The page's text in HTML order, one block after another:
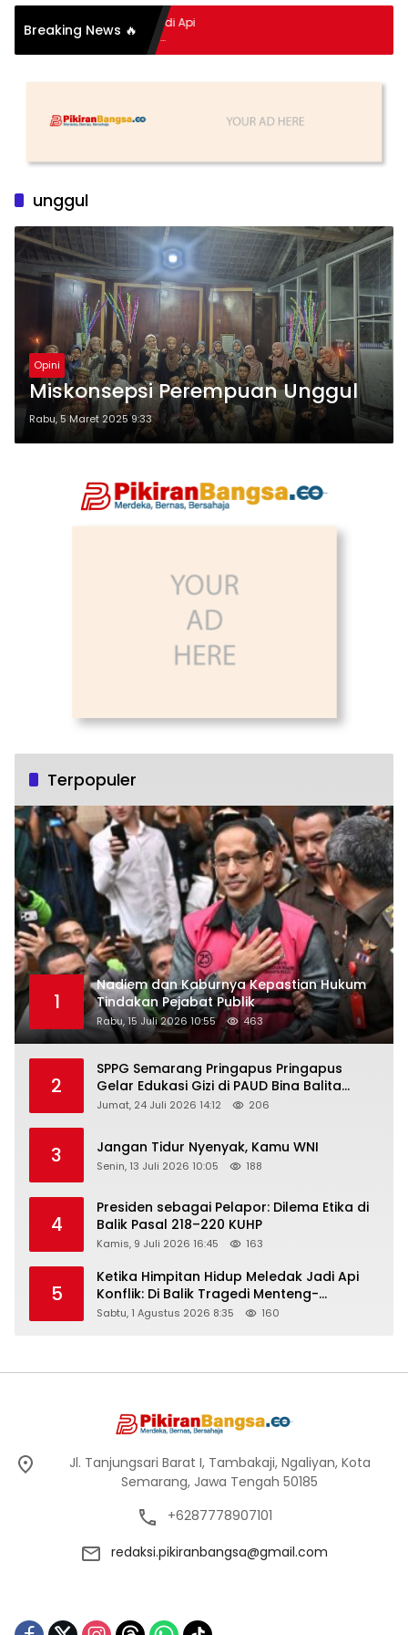
Breaking News 🔥
Hidup Meledak Jadi Api
Tragedi Menteng-
Maling Ayam di Bali
unggul
Opini
Miskonsepsi Perempuan Unggul
Rabu, 5 Maret 2025 9:33
Terpopuler
1
Nadiem dan Kaburnya Kepastian Hukum
Tindakan Pejabat Publik
Rabu, 15 Juli 2026 10:55 463
2
SPPG Semarang Pringapus Pringapus
Gelar Edukasi Gizi di PAUD Bina Balita
Peringati Hari Anak Nasional 2026
Jumat, 24 Juli 2026 14:12 206
3 Jangan Tidur Nyenyak, Kamu WNI
Senin, 13 Juli 2026 10:05 188
4
Presiden sebagai Pelapor: Dilema Etika di
Balik Pasal 218–220 KUHP
Kamis, 9 Juli 2026 16:45 163
5
Ketika Himpitan Hidup Meledak Jadi Api
Konflik: Di Balik Tragedi Menteng-
Matraman Hingga Maling Ayam di Bali
Sabtu, 1 Agustus 2026 8:35 160
Jl. Tanjungsari Barat I, Tambakaji, Ngaliyan, Kota
Semarang, Jawa Tengah 50185
+6287778907101
redaksi.pikiranbangsa@gmail.com